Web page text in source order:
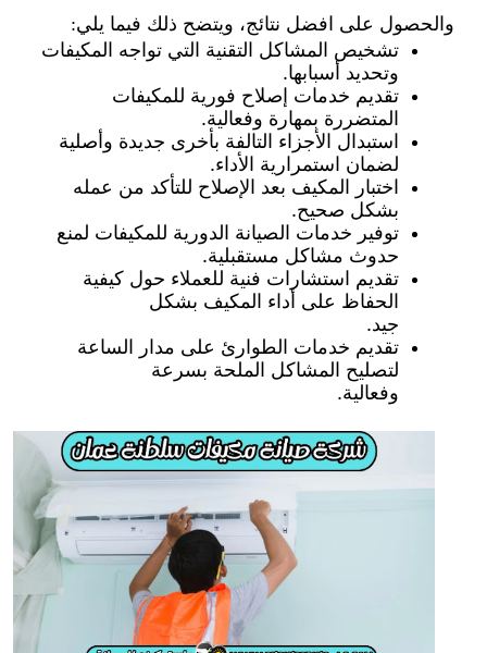
والحصول على افضل نتائج، ويتضح ذلك فيما يلي:
تشخيص المشاكل التقنية التي تواجه المكيفات
وتحديد أسبابها.
تقديم خدمات إصلاح فورية للمكيفات
المتضررة بمهارة وفعالية.
استبدال الأجزاء التالفة بأخرى جديدة وأصلية
لضمان استمرارية الأداء.
اختبار المكيف بعد الإصلاح للتأكد من عمله
بشكل صحيح.
توفير خدمات الصيانة الدورية للمكيفات لمنع
حدوث مشاكل مستقبلية.
تقديم استشارات فنية للعملاء حول كيفية
الحفاظ على أداء المكيف بشكل
جيد.
تقديم خدمات الطوارئ على مدار الساعة
لتصليح المشاكل الملحة بسرعة
وفعالية.